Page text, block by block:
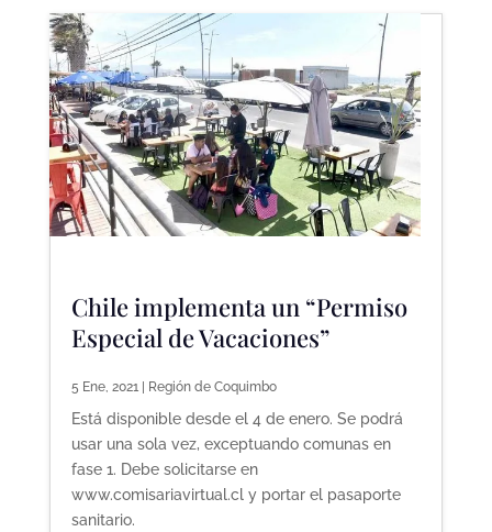
Chile implementa un “Permiso
Especial de Vacaciones”
5 Ene, 2021 | Región de Coquimbo
Está disponible desde el 4 de enero. Se podrá
usar una sola vez, exceptuando comunas en
fase 1. Debe solicitarse en
www.comisariavirtual.cl y portar el pasaporte
sanitario.